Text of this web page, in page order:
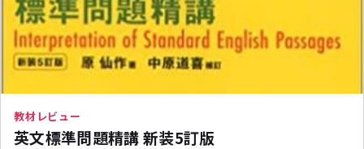
教材レビュー
英文標準問題精講 新装5訂版